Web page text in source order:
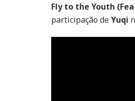
Fly to the Youth
participação deYuqi